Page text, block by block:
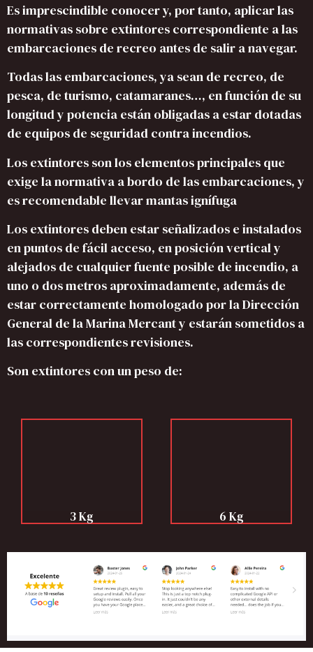
Es imprescindible conocer y, por tanto, aplicar las
normativas sobre extintores correspondiente a las
embarcaciones de recreo antes de salir a navegar.
Todas las embarcaciones, ya sean de recreo, de
pesca, de turismo, catamaranes…, en función de su
longitud y potencia están obligadas a estar dotadas
de equipos de seguridad contra incendios.
Los extintores son los elementos principales que
exige la normativa a bordo de las embarcaciones, y
es recomendable llevar mantas ignífuga
Los extintores deben estar señalizados e instalados
en puntos de fácil acceso, en posición vertical y
alejados de cualquier fuente posible de incendio, a
uno o dos metros aproximadamente, además de
estar correctamente homologado por la Dirección
General de la Marina Mercant y estarán sometidos a
las correspondientes revisiones.
Son extintores con un peso de:
3 Kg 6 Kg